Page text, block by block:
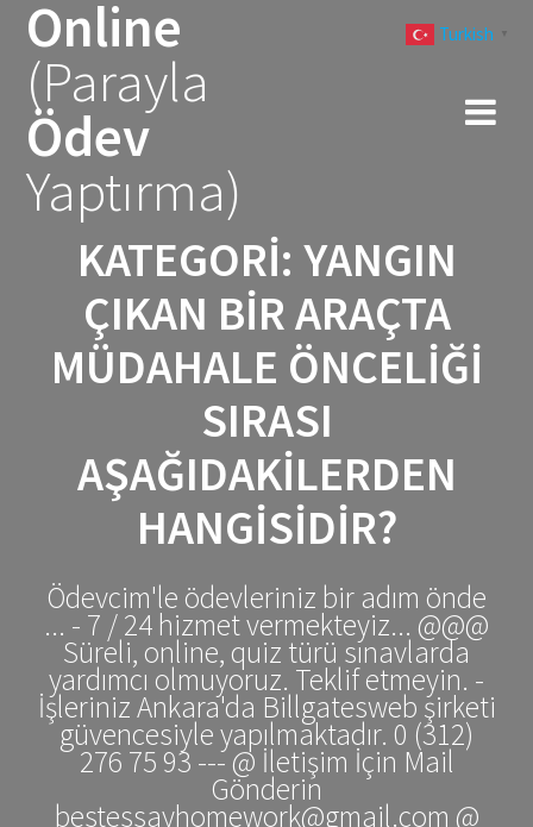
Online
(Parayla
Ödev
Yaptırma)
KATEGORI: YANGIN
ÇIKAN BIR ARAÇTA
MÜDAHALE ÖNCELIĞI
SIRASI
AŞAĞIDAKILERDEN
HANGISIDIR?
Ödevcim'le ödevleriniz bir adım önde
... - 7 / 24 hizmet vermekteyiz... @@@
Süreli, online, quiz türü sınavlarda
yardımcı olmuyoruz. Teklif etmeyin. -
İşleriniz Ankara'da Billgatesweb şirketi
güvencesiyle yapılmaktadır. 0 (312)
276 75 93 --- @ İletişim İçin Mail
Gönderin
bestessayhomework@gmail.com @
Turkish ▼